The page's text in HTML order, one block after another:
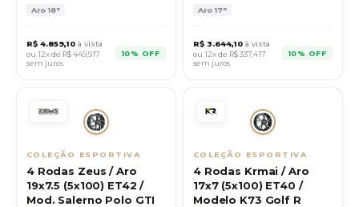
Aro18"
R$ 4.859,10 à vista
ou 12x de R$449,917
sem juros
10% OFF
Aro17"
R$ 3.644,10 à vista
ou 12x de R$337,417
sem juros
10% OFF
COLEÇÃO ESPORTIVA
4 Rodas Zeus / Aro
19x7.5 (5x100) ET42 /
Mod. Salerno Polo GTI
COLEÇÃO ESPORTIVA
4 Rodas Krmai / Aro
17x7 (5x100) ET40 /
Modelo K73 Golf R